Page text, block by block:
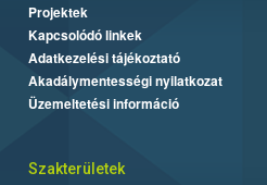
Projektek
Kapcsolódó linkek
Adatkezelési tájékoztató
Akadálymentességi nyilatkozat
Üzemeltetési információ
Szakterületek